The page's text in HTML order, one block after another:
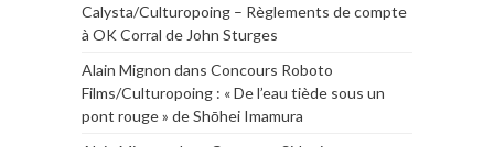
Calysta/Culturopoing – Règlements de compte
à OK Corral de John Sturges
Alain Mignon dans Concours Roboto
Films/Culturopoing : « De l’eau tiède sous un
pont rouge » de Shōhei Imamura